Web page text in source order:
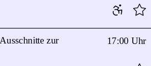
17:00 Uhr
zur